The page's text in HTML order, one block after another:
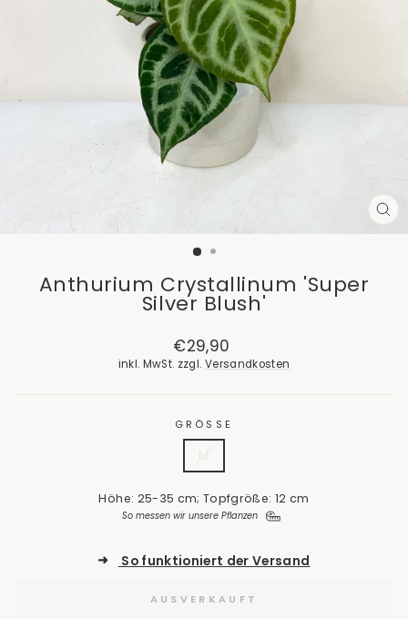
Anthurium Crystallinum 'Super
Silver Blush'
Normaler
Preis
€29,90
inkl. MwSt. zzgl. Versandkosten
GRÖSSE
Höhe: 25-35 cm; Topfgröße: 12 cm
So messen wir unsere Pflanzen
➜ So funktioniert der Versand
AUSVERKAUFT